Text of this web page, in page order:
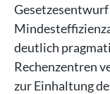
deutlich
Rechenzentren
zur Einhaltung